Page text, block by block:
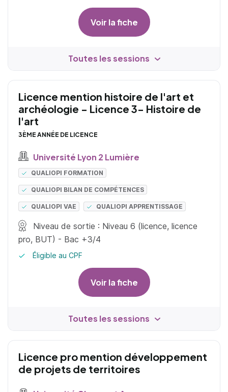
Voir la fiche
Toutes les sessions
Licence mention histoire de l'art et
archéologie - Licence 3- Histoire de
l'art
3ÈME ANNÉE DE LICENCE
Université Lyon 2 Lumière
QUALIOPI FORMATION
QUALIOPI BILAN DE COMPÉTENCES
QUALIOPI VAE QUALIOPI APPRENTISSAGE
Niveau de sortie : Niveau 6 (licence, licence
pro, BUT) - Bac +3/4
Éligible au CPF
Voir la fiche
Toutes les sessions
Licence pro mention développement
de projets de territoires